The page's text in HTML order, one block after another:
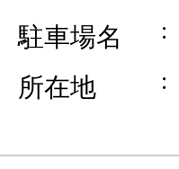
駐車場名
所在地